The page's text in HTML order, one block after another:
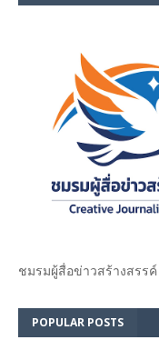
ชมรม​ผู้สื่อข่าวสร้างสรรค์​
POPULAR POSTS